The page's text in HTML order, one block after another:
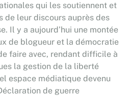
qui les soutiennent et
de leur discours auprès des
Il y a aujourd’hui une montée
de blogueur et la démocratie
faire avec, rendant difficile à
la gestion de la liberté
espace médiatique devenu
de guerre